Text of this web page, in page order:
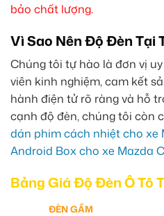
bảo chất lượng.
Vì Sao Nên Độ Đèn Tại
Chúng tôi tự hào là đơn vị
viên kinh nghiệm, cam kết
hành điện tử rõ ràng và hỗ
cạnh độ đèn, chúng tôi còn
dán phim cách nhiệt cho xe
Android Box cho xe Mazda
Bảng Giá Độ Đèn Ô Tô
ĐÈN GẦM